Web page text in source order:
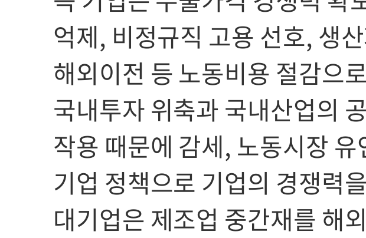
억제, 비정규직 고용 선호, 생
해외이전 등 노동비용 절감으
국내투자 위축과 국내산업의
작용 때문에 감세, 노동시장
기업 정책으로 기업의 경쟁력
대기업은 제조업 중간재를 해